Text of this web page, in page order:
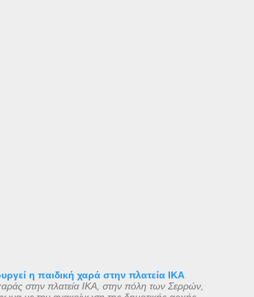
η παιδική χαρά στην πλατεία ΙΚΑ
στην πλατεία ΙΚΑ, στην πόλη των Σερρών,